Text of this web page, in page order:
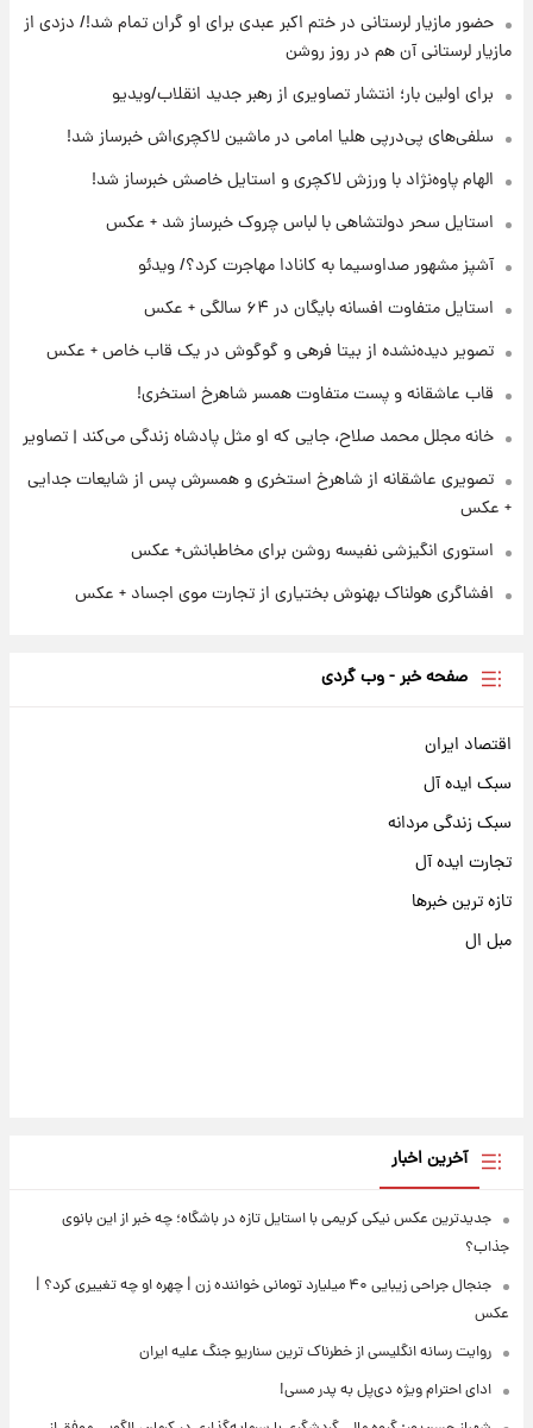
لیونل مسی عزادار شد! + جزئیات
۲۱ ساعت پیش
لحظه برخورد رعد و برق به ساختمان مرکز تجارت
جهانی در آمریکا + فیلم
۲۱ ساعت پیش
برای اولین بار؛ انتشار تصاویری از رهبر جدید
انقلاب/ویدیو
تصاویر عمامه بستن به شیوه خاتمی/ویدیو
حضور مازیار لرستانی در ختم اکبر عبدی برای او گران تمام شد!/ دزدی از
مازیار لرستانی آن هم در روز روشن
برای اولین بار؛ انتشار تصاویری از رهبر جدید انقلاب/ویدیو
سلفی‌های پی‌درپی هلیا امامی در ماشین لاکچری‌اش خبرساز شد!
الهام پاوه‌نژاد با ورزش لاکچری و استایل خاصش خبرساز شد!
استایل سحر دولتشاهی با لباس چروک خبرساز شد + عکس
آشپز مشهور صداوسیما به کانادا مهاجرت کرد؟/ ویدئو
استایل متفاوت افسانه بایگان در ۶۴ سالگی + عکس
تصویر دیده‌نشده از بیتا فرهی و گوگوش در یک قاب خاص + عکس
قاب عاشقانه و پست متفاوت همسر شاهرخ استخری!
خانه مجلل محمد صلاح، جایی که او مثل پادشاه زندگی می‌کند | تصاویر
تصویری عاشقانه از شاهرخ استخری و همسرش پس از شایعات جدایی
+ عکس
استوری انگیزشی نفیسه روشن برای مخاطبانش+ عکس
افشاگری هولناک بهنوش بختیاری از تجارت موی اجساد + عکس
صفحه خبر - وب گردی
اقتصاد ایران
سبک ایده آل
سبک زندگی مردانه
تجارت ایده آل
تازه ترین خبرها
مبل ال
آخرین اخبار
جدیدترین عکس نیکی کریمی با استایل تازه در باشگاه؛ چه خبر از این بانوی
جذاب؟
جنجال جراحی زیبایی ۴۰ میلیارد تومانی خواننده زن | چهره او چه تغییری کرد؟ |
عکس
روایت رسانه انگلیسی از خطرناک ترین سناریو جنگ علیه ایران
ادای احترام ویژه دی‌پل به پدر مسی!